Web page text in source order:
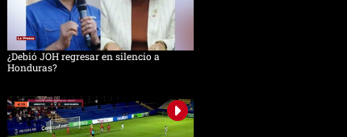
¿Debió JOH regresar en silencio a
Honduras?